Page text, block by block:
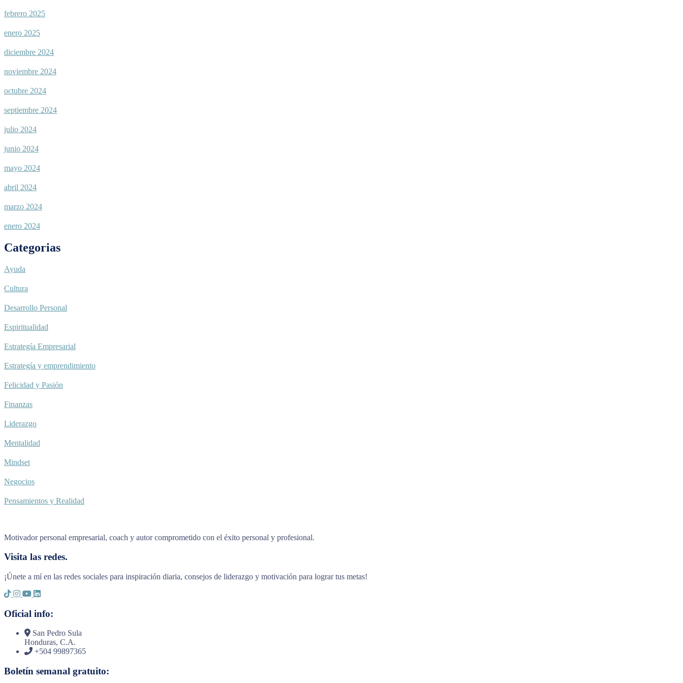
febrero 2025
enero 2025
diciembre 2024
noviembre 2024
octubre 2024
septiembre 2024
julio 2024
junio 2024
mayo 2024
abril 2024
marzo 2024
enero 2024
Categorias
Ayuda
Cultura
Desarrollo Personal
Espiritualidad
Estrategía Empresarial
Estrategía y emprendimiento
Felicidad y Pasión
Finanzas
Liderazgo
Mentalidad
Mindset
Negocios
Pensamientos y Realidad
Motivador personal empresarial, coach y autor comprometido con el éxito personal y profesional.
Visita las redes.
¡Únete a mí en las redes sociales para inspiración diaria, consejos de liderazgo y motivación para lograr tus metas!
Oficial info:
San Pedro Sula
Honduras, C.A.
+504 99897365
Boletín semanal gratuito: